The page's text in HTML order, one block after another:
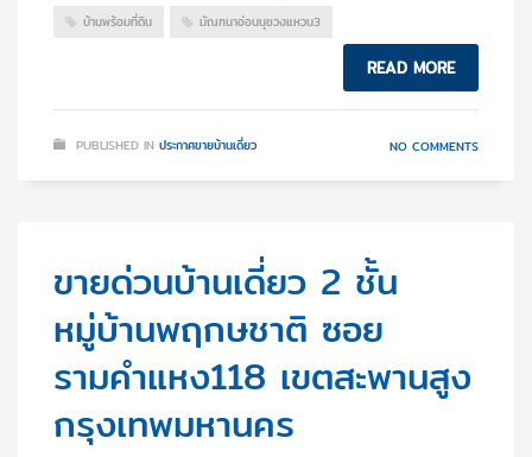
บ้านพร้อมที่ดิน มัณฑนาอ่อนนุชวงแหวน3
READ MORE
PUBLISHED IN ประกาศขายบ้านเดี่ยว NO COMMENTS
ขายด่วนบ้านเดี่ยว 2 ชั้น
หมู่บ้านพฤกษชาติ ซอย
รามคำแหง118 เขตสะพานสูง
กรุงเทพมหานคร